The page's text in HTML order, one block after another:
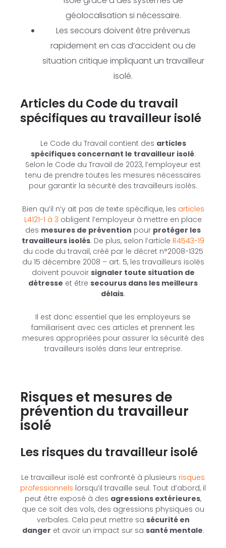
géolocalisation si nécessaire.
Les secours doivent être prévenus
rapidement en cas d’accident ou de
situation critique impliquant un travailleur
isolé.
Articles du Code du travail
spécifiques au travailleur isolé
Le Code du Travail contient des articles
spécifiques concernant le travailleur isolé.
Selon le Code du Travail de 2023, l’employeur est
tenu de prendre toutes les mesures nécessaires
pour garantir la sécurité des travailleurs isolés.
Bien qu’il n’y ait pas de texte spécifique, les articles
L4121-1 à 3 obligent l’employeur à mettre en place
des mesures de prévention pour protéger les
travailleurs isolés. De plus, selon l’article R4543-19
du code du travail, créé par le décret n°2008-1325
du 15 décembre 2008 – art. 5, les travailleurs isolés
doivent pouvoir signaler toute situation de
détresse et être secourus dans les meilleurs
délais.
Il est donc essentiel que les employeurs se
familiarisent avec ces articles et prennent les
mesures appropriées pour assurer la sécurité des
travailleurs isolés dans leur entreprise.
Risques et mesures de
prévention du travailleur
isolé
Les risques du travailleur isolé
Le travailleur isolé est confronté à plusieurs risques
professionnels lorsqu’il travaille seul. Tout d’abord, il
peut être exposé à des agressions extérieures,
que ce soit des vols, des agressions physiques ou
verbales. Cela peut mettre sa sécurité en
danger et avoir un impact sur sa santé mentale.